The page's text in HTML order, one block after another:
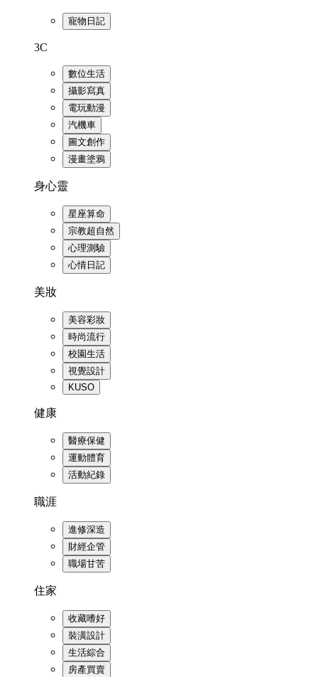
寵物日記
3C
數位生活
攝影寫真
電玩動漫
汽機車
圖文創作
漫畫塗鴉
身心靈
星座算命
宗教超自然
心理測驗
心情日記
美妝
美容彩妝
時尚流行
校園生活
視覺設計
KUSO
健康
醫療保健
運動體育
活動紀錄
職涯
進修深造
財經企管
職場甘苦
住家
收藏嗜好
裝潢設計
生活綜合
房產買賣